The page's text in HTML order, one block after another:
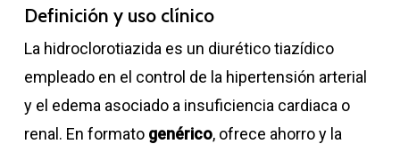
Definición y uso clínico
La hidroclorotiazida es un diurético tiazídico
empleado en el control de la hipertensión arterial
y el edema asociado a insuficiencia cardiaca o
renal. En formato genérico, ofrece ahorro y la